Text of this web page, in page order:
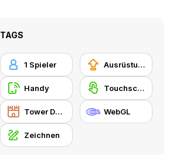
TAGS
1 Spieler Ausrüstungs-Upgrade kaufen
Handy Touchscreen
Tower Defense WebGL
Zeichnen